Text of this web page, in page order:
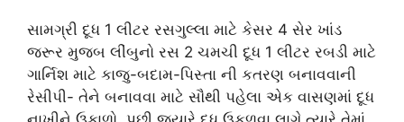
સામગ્રી દૂધ 1 લીટર રસગુલ્લા માટે કેસર 4 સેર ખાંડ
જરૂર મુજબ લીંબુનો રસ 2 ચમચી દૂધ 1 લીટર રબડી માટે
ગાર્નિશ માટે કાજુ-બદામ-પિસ્તા ની કતરણ બનાવવાની
રેસીપી- તેને બનાવવા માટે સૌથી પહેલા એક વાસણમાં દૂધ